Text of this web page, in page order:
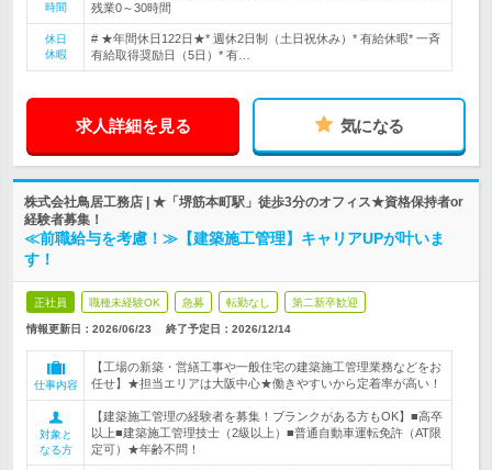
時間
残業0～30時間
休日
休暇
# ★年間休日122日★* 週休2日制（土日祝休み）* 有給休暇* 一斉
有給取得奨励日（5日）* 有…
求人詳細を見る 気になる
株式会社鳥居工務店 | ★「堺筋本町駅」徒歩3分のオフィス★資格保持者or
経験者募集！
≪前職給与を考慮！≫【建築施工管理】キャリアUPが叶いま
す！
正社員 職種未経験OK 急募 転勤なし 第二新卒歓迎
情報更新日：2026/06/23 終了予定日： 2026/12/14
仕事内容
【工場の新築・営繕工事や一般住宅の建築施工管理業務などをお
任せ】★担当エリアは大阪中心★働きやすいから定着率が高い！
対象と
なる方
【建築施工管理の経験者を募集！ブランクがある方もOK】■高卒
以上■建築施工管理技士（2級以上）■普通自動車運転免許（AT限
定可）★年齢不問！